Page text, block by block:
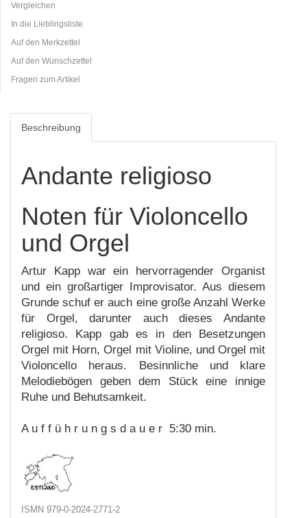
Vergleichen
In die Lieblingsliste
Auf den Merkzettel
Auf den Wunschzettel
Fragen zum Artikel
Beschreibung
Andante religioso
Noten für Violoncello
und Orgel
Artur Kapp war ein hervorragender Organist
und ein großartiger Improvisator. Aus diesem
Grunde schuf er auch eine große Anzahl Werke
für Orgel, darunter auch dieses Andante
religioso. Kapp gab es in den Besetzungen
Orgel mit Horn, Orgel mit Violine, und Orgel mit
Violoncello heraus. Besinnliche und klare
Melodiebögen geben dem Stück eine innige
Ruhe und Behutsamkeit.
A u f f ü h r u n g s d a u e r 5:30 min.
ISMN 979-0-2024-2771-2